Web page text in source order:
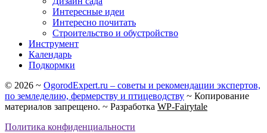
Интересные идеи
Интересно почитать
Строительство и обустройство
Инструмент
Календарь
Подкормки
© 2026 ~ OgorodExpert.ru – cоветы и рекомендации экспертов,
по земледелию, фермерству и птицеводству ~ Копирование
материалов запрещено. ~ Разработка WP-Fairytale
Политика конфиденциальности